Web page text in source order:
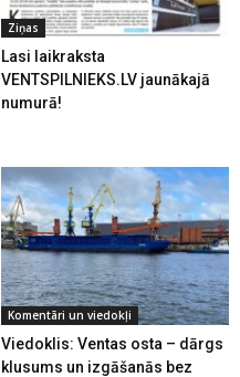
Ziņas
Lasi laikraksta
VENTSPILNIEKS.LV jaunākajā
numurā!
Komentāri un viedokļi
Viedoklis: Ventas osta – dārgs
klusums un izgāšanās bez